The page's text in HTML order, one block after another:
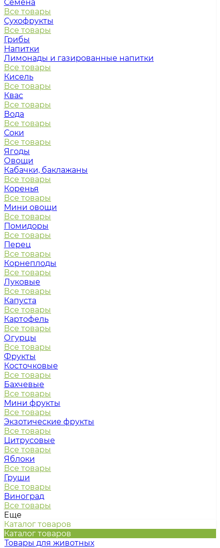
Семена
Все товары
Сухофрукты
Все товары
Грибы
Напитки
Лимонады и газированные напитки
Все товары
Кисель
Все товары
Квас
Все товары
Вода
Все товары
Соки
Все товары
Ягоды
Овощи
Кабачки, баклажаны
Все товары
Коренья
Все товары
Мини овощи
Все товары
Помидоры
Все товары
Перец
Все товары
Корнеплоды
Все товары
Луковые
Все товары
Капуста
Все товары
Картофель
Все товары
Огурцы
Все товары
Фрукты
Косточковые
Все товары
Бахчевые
Все товары
Мини фрукты
Все товары
Экзотические фрукты
Все товары
Цитрусовые
Все товары
Яблоки
Все товары
Груши
Все товары
Виноград
Все товары
Еще
Каталог товаров
Каталог товаров
Товары для животных